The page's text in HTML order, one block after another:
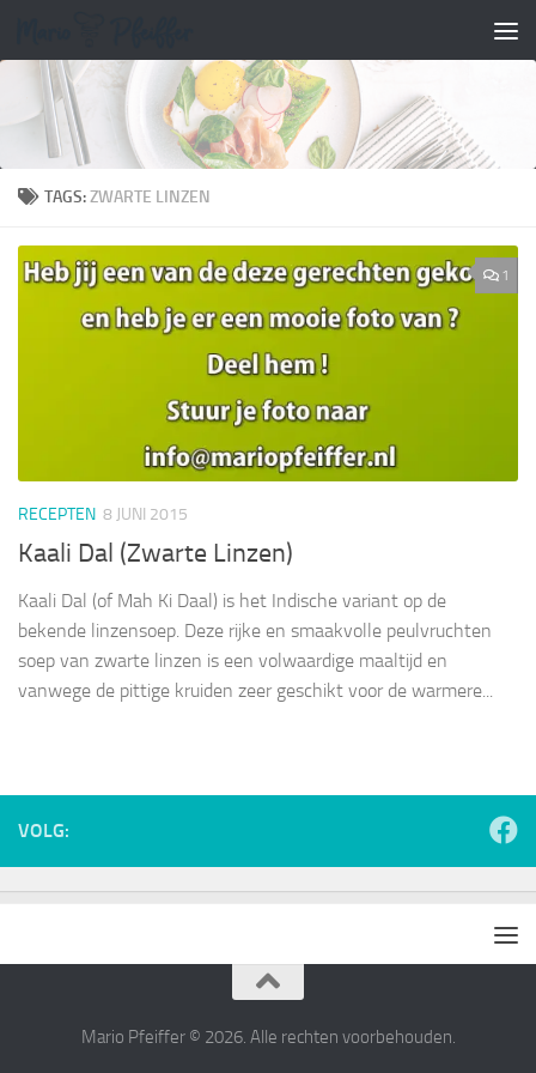
TAGS:ZWARTE LINZEN
1
RECEPTEN 8 JUNI 2015
Kaali Dal (Zwarte Linzen)
Kaali Dal (of Mah Ki Daal) is het Indische variant op de
bekende linzensoep. Deze rijke en smaakvolle peulvruchten
soep van zwarte linzen is een volwaardige maaltijd en
vanwege de pittige kruiden zeer geschikt voor de warmere...
VOLG:
Mario Pfeiffer © 2026. Alle rechten voorbehouden.